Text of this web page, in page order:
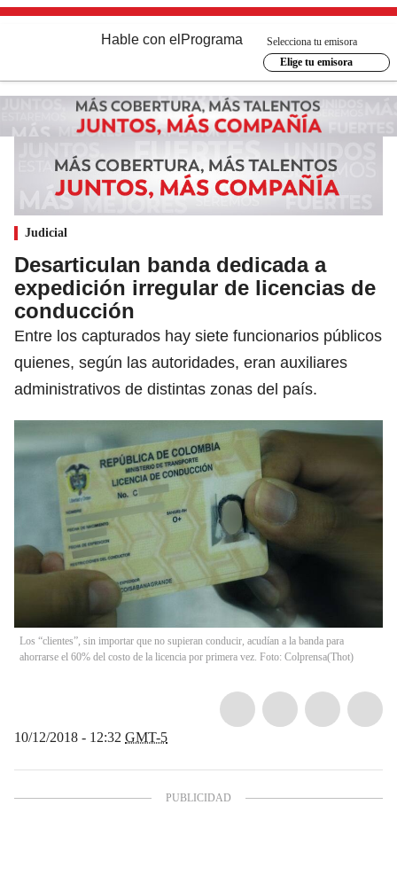
Hable con el Programa
Selecciona tu emisora
Elige tu emisora
Judicial
Desarticulan banda dedicada a
expedición irregular de licencias de
conducción
Entre los capturados hay siete funcionarios públicos
quienes, según las autoridades, eran auxiliares
administrativos de distintas zonas del país.
Los “clientes”, sin importar que no supieran conducir, acudían a la banda para
ahorrarse el 60% del costo de la licencia por primera vez. Foto: Colprensa(Thot)
10/12/2018 - 12:32 GMT-5